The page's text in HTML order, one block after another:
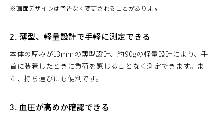
※画面デザインは予告なく変更されることがあります
2. 薄型、軽量設計で手軽に測定できる
本体の厚みが13mmの薄型設計、約90gの軽量設計により、手
首に装着したときに負荷を感じることなく測定できます。ま
た、持ち運びにも便利です。
3. 血圧が高めか確認できる